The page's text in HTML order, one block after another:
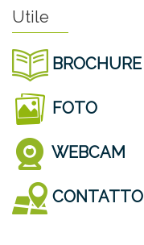
Utile
BROCHURE
FOTO
WEBCAM
CONTATTO